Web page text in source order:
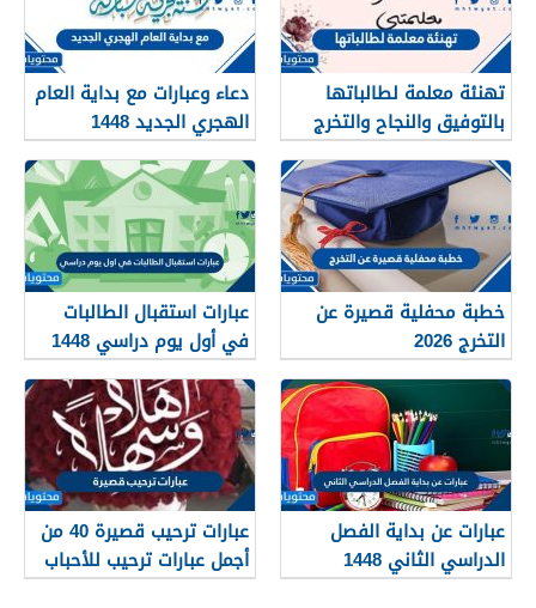
تهنئة معلمة لطالباتها
بالتوفيق والنجاح والتخرج
2026
دعاء وعبارات مع بداية العام
الهجري الجديد 1448
خطبة محفلية قصيرة عن
التخرج 2026
عبارات استقبال الطالبات
في أول يوم دراسي 1448
عبارات عن بداية الفصل
الدراسي الثاني 1448
عبارات ترحيب قصيرة 40 من
أجمل عبارات ترحيب للأحباب
والأصدقاء 2026